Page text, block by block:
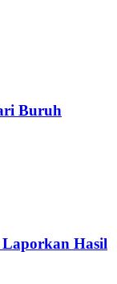
Buruh
Hasil